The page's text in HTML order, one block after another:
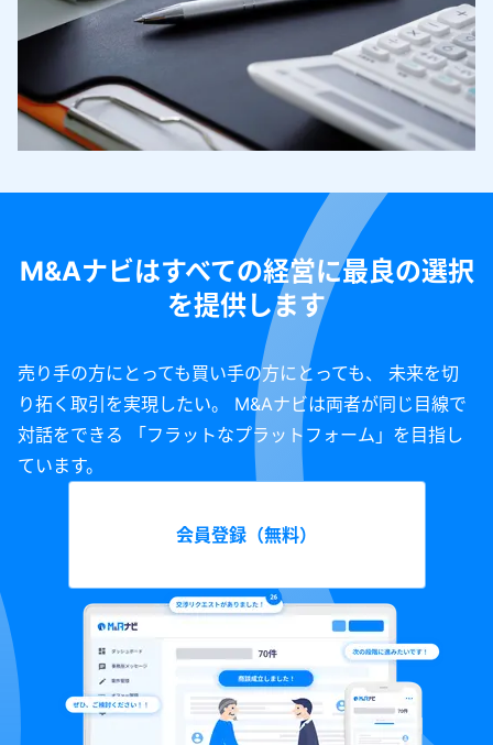
M&Aナビはすべての経営に最良の選択
を提供します
売り手の方にとっても買い手の方にとっても、 未来を切
り拓く取引を実現したい。 M&Aナビは両者が同じ目線で
対話をできる 「フラットなプラットフォーム」を目指し
ています。
会員登録（無料）